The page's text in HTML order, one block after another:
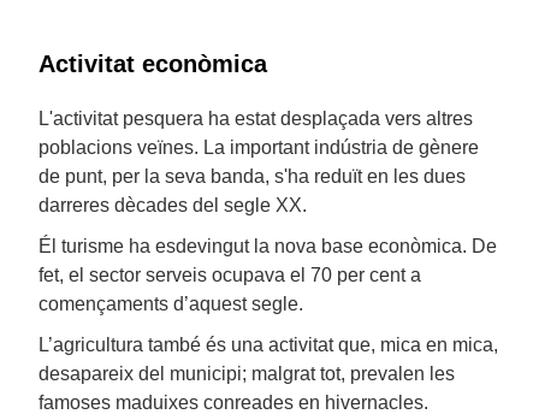
Activitat econòmica
L'activitat pesquera ha estat desplaçada vers altres
poblacions veïnes. La important indústria de gènere
de punt, per la seva banda, s'ha reduït en les dues
darreres dècades del segle XX.
Él turisme ha esdevingut la nova base econòmica. De
fet, el sector serveis ocupava el 70 per cent a
començaments d’aquest segle.
L’agricultura també és una activitat que, mica en mica,
desapareix del municipi; malgrat tot, prevalen les
famoses maduixes conreades en hivernacles.